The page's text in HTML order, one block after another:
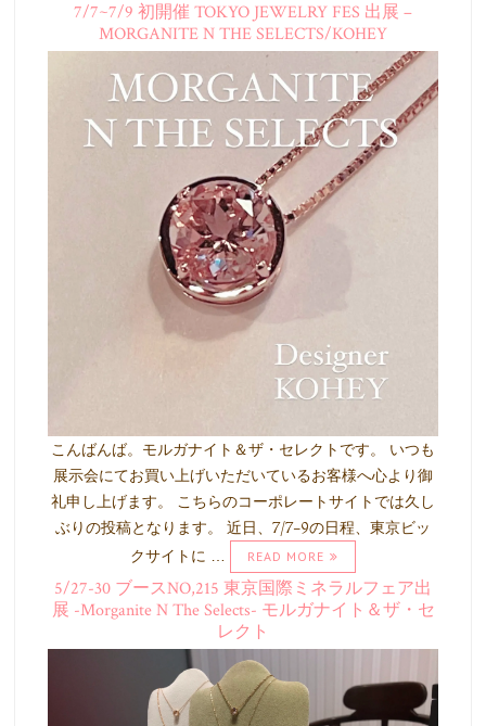
7/7~7/9 初開催 TOKYO JEWELRY FES 出展 –
MORGANITE N THE SELECTS/KOHEY
こんばんば。モルガナイト＆ザ・セレクトです。 いつも
展示会にてお買い上げいただいているお客様へ心より御
礼申し上げます。 こちらのコーポレートサイトでは久し
ぶりの投稿となります。 近日、7/7-9の日程、東京ビッ
クサイトに …
READ MORE
5/27-30 ブースNO,215 東京国際ミネラルフェア出
展 -Morganite N The Selects- モルガナイト＆ザ・セ
レクト